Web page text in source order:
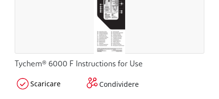
Tychem® 6000 F Instructions for Use
Scaricare Condividere